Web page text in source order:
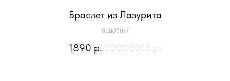
Браслет из Лазурита
00000017
1890 р.00000018 р.